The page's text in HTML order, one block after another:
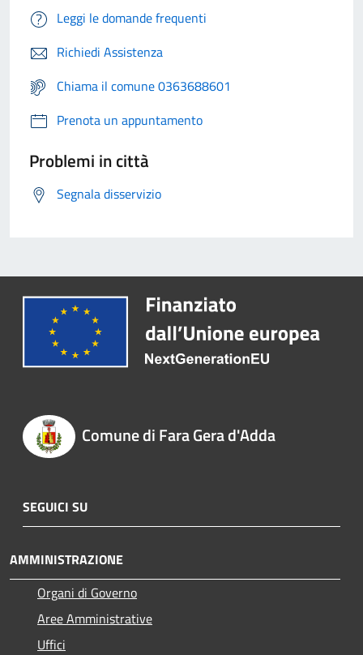
Leggi le domande frequenti
Richiedi Assistenza
Chiama il comune 0363688601
Prenota un appuntamento
Problemi in città
Segnala disservizio
Comune di Fara Gera d'Adda
SEGUICI SU
AMMINISTRAZIONE
Organi di Governo
Aree Amministrative
Uffici